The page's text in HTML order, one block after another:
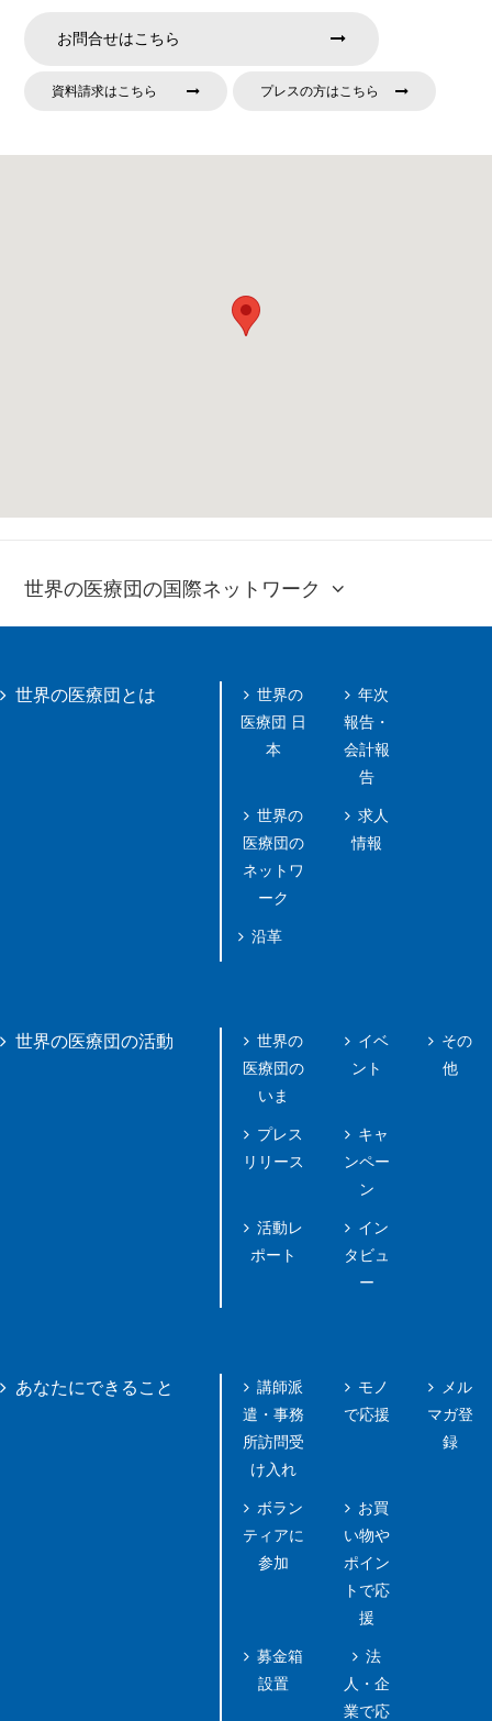
お問合せはこちら
資料請求はこちら プレスの方はこちら
世界の医療団の国際ネットワーク
世界の医療団とは
世界の
医療団 日
本
世界の
医療団の
ネットワ
ーク
沿革
年次
報告・
会計報
告
求人
情報
世界の医療団の活動
世界の
医療団の
いま
プレス
リリース
活動レ
ポート
イベ
ント
キャ
ンペー
ン
イン
タビュ
ー
その
他
あなたにできること
講師派
遣・事務
所訪問受
け入れ
ボラン
ティアに
参加
募金箱
設置
モノ
で応援
お買
い物や
ポイン
トで応
援
法
人・企
業で応
メル
マガ登
録